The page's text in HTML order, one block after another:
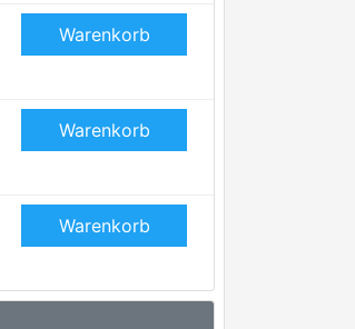
Warenkorb
Warenkorb
Warenkorb